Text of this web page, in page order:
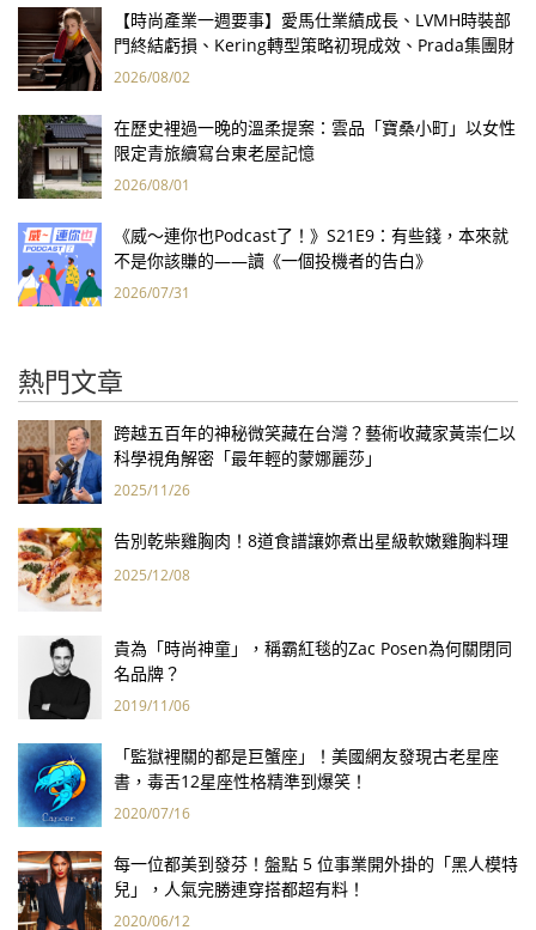
【時尚產業一週要事】愛馬仕業績成長、LVMH時裝部
門終結虧損、Kering轉型策略初現成效、Prada集團財
報亮眼
2026/08/02
在歷史裡過一晚的溫柔提案：雲品「寶桑小町」以女性
限定青旅續寫台東老屋記憶
2026/08/01
《威～連你也Podcast了！》S21E9：有些錢，本來就
不是你該賺的——讀《一個投機者的告白》
2026/07/31
熱門文章
跨越五百年的神秘微笑藏在台灣？藝術收藏家黃崇仁以
科學視角解密「最年輕的蒙娜麗莎」
2025/11/26
告別乾柴雞胸肉！8道食譜讓妳煮出星級軟嫩雞胸料理
2025/12/08
貴為「時尚神童」，稱霸紅毯的Zac Posen為何關閉同
名品牌？
2019/11/06
「監獄裡關的都是巨蟹座」！美國網友發現古老星座
書，毒舌12星座性格精準到爆笑！
2020/07/16
每一位都美到發芬！盤點 5 位事業開外掛的「黑人模特
兒」，人氣完勝連穿搭都超有料！
2020/06/12